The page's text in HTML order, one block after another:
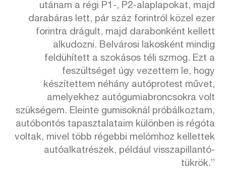
utánam a régi P1-, P2-alaplapokat, majd
darabáras lett, pár száz forintról közel ezer
forintra drágult, majd darabonként kellett
alkudozni. Belvárosi lakosként mindig
feldühített a szokásos téli szmog. Ezt a
feszültséget úgy vezettem le, hogy
készítettem néhány autóprotest művet,
amelyekhez autógumiabroncsokra volt
szükségem. Eleinte gumisoknál próbálkoztam,
autóbontós tapasztalataim különben is régóta
voltak, mivel több régebbi melómhoz kellettek
autóalkatrészek, például visszapillantó-
tükrök.”